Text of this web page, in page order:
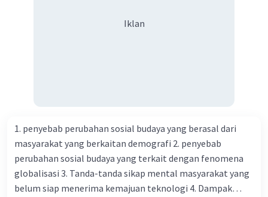
Iklan
1. penyebab perubahan sosial budaya yang berasal dari
masyarakat yang berkaitan demografi 2. penyebab
perubahan sosial budaya yang terkait dengan fenomena
globalisasi 3. Tanda-tanda sikap mental masyarakat yang
belum siap menerima kemajuan teknologi 4. Dampak